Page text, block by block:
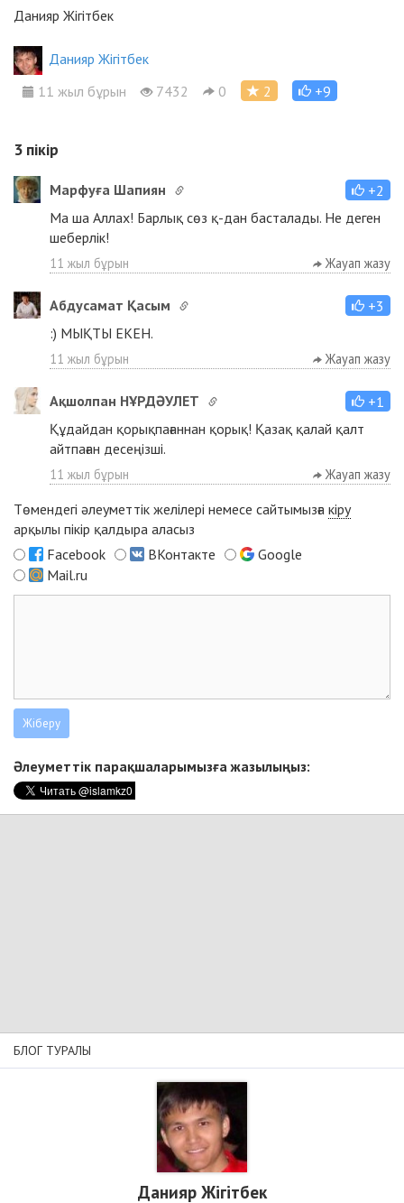
Данияр Жігітбек
Данияр Жігітбек
11 жыл бұрын
7432 0 2 +9
3 пікір
Марфуға Шапиян
+2
Ма ша Аллах! Барлық сөз қ-дан басталады. Не деген
шеберлік!
11 жыл бұрын Жауап жазу
Абдусамат Қасым
+3
:) МЫҚТЫ ЕКЕН.
11 жыл бұрын Жауап жазу
Ақшолпан НҰРДӘУЛЕТ
+1
Құдайдан қорықпағаннан қорық! Қазақ қалай қалт
айтпаған десеңізші.
11 жыл бұрын Жауап жазу
Төмендегі әлеуметтік желілері немесе сайтымызға кіру
арқылы пікір қалдыра аласыз
Facebook
ВКонтакте
Google
Mail.ru
Әлеуметтік парақшаларымызға жазылыңыз:
БЛОГ ТУРАЛЫ
Данияр Жігітбек